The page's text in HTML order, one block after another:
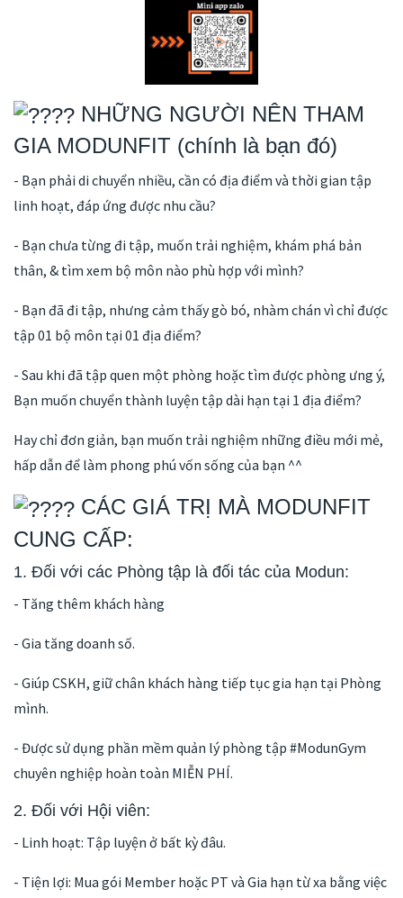
NHỮNG NGƯỜI NÊN THAM
GIA MODUNFIT (chính là bạn đó)
- Bạn phải di chuyển nhiều, cần có địa điểm và thời gian tập
linh hoạt, đáp ứng được nhu cầu?
- Bạn chưa từng đi tập, muốn trải nghiệm, khám phá bản
thân, & tìm xem bộ môn nào phù hợp với mình?
- Bạn đã đi tập, nhưng cảm thấy gò bó, nhàm chán vì chỉ được
tập 01 bộ môn tại 01 địa điểm?
- Sau khi đã tập quen một phòng hoặc tìm được phòng ưng ý,
Bạn muốn chuyển thành luyện tập dài hạn tại 1 địa điểm?
Hay chỉ đơn giản, bạn muốn trải nghiệm những điều mới mẻ,
hấp dẫn để làm phong phú vốn sống của bạn ^^
CÁC GIÁ TRỊ MÀ MODUNFIT
CUNG CẤP:
1. Đối với các Phòng tập là đối tác của Modun:
- Tăng thêm khách hàng
- Gia tăng doanh số.
- Giúp CSKH, giữ chân khách hàng tiếp tục gia hạn tại Phòng
mình.
- Được sử dụng phần mềm quản lý phòng tập #ModunGym
chuyên nghiệp hoàn toàn MIỄN PHÍ.
2. Đối với Hội viên:
- Linh hoạt: Tập luyện ở bất kỳ đâu.
- Tiện lợi: Mua gói Member hoặc PT và Gia hạn từ xa bằng việc